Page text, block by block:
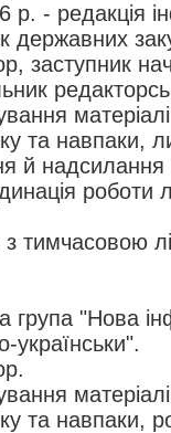
р. - редакція
державних
заступник
та навпаки,
й надсилання
роботи
тимчасовою
група "Нова
українськи".
та навпаки,